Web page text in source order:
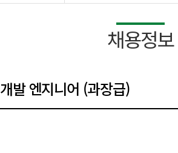
채용정보
발 엔지니어 (과장급)